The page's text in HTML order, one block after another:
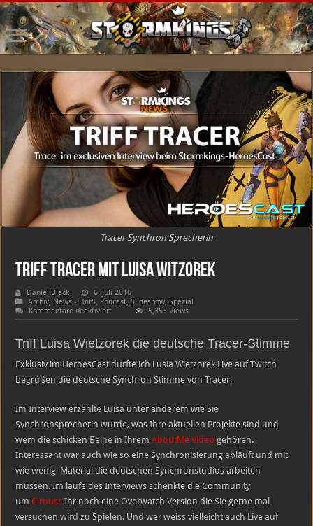
Tracer Synchron Sprecherin
Triff Tracer mit Luisa Witzorek
Daniel Black
6. Juli 2016
Archiv, News - HotS, Podcast,Slideshow,Spezial
Kommentare deaktiviertfür
Triff
Luisa
5,353 Views
Triff Luisa Wietzorek die deutsche Tracer-Stimme
Exklusiv im HeroesCast durfte ich Lusia Wietzorek Live auf Twitch
begrüßen die deutsche Synchron Stimme von Tracer.
Im Interview erzählte Luisa unter anderem wie Sie
Synchronsprecherin wurde, was Ihre aktuellen Projekte sind und
wem die schicken Beine in IhremAboutMe Video gehören.
Interessant war auch wie so eine Synchronisierung abläuft und mit
wie wenig Material die deutschen Synchronstudios arbeiten
müssen. Im laufe des Interviews schenkte die Community
umCirouss Ihr noch eine Overwatch Version die Sie gerne mal
versuchen wird zu Spielen. Und wer weiss vielleicht auch Live auf